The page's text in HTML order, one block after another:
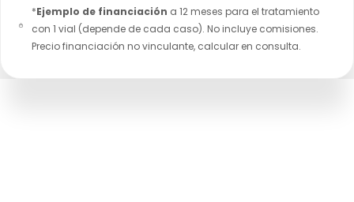
*Ejemplo de financiación a 12 meses para el tratamiento
con 1 vial (depende de cada caso). No incluye comisiones.
Precio financiación no vinculante, calcular en consulta.